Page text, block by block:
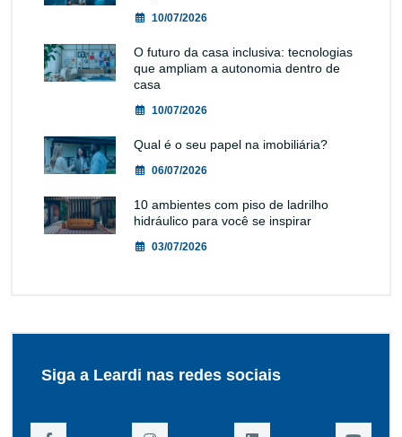
10/07/2026
O futuro da casa inclusiva: tecnologias
que ampliam a autonomia dentro de
casa
10/07/2026
Qual é o seu papel na imobiliária?
06/07/2026
10 ambientes com piso de ladrilho
hidráulico para você se inspirar
03/07/2026
Siga a Leardi nas redes sociais